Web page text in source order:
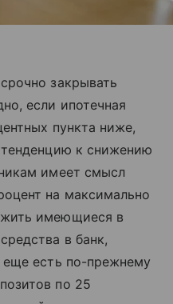
закрывать
если ипотечная
пункта ниже,
к снижению
имеет смысл
на максимально
имеющиеся в
в банк,
еще есть по-прежнему
по 25